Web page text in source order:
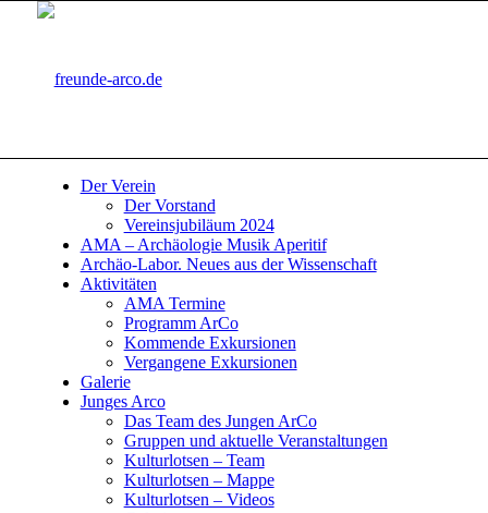
Der Verein
Der Vorstand
Vereinsjubiläum 2024
AMA – Archäologie Musik Aperitif
Archäo-Labor. Neues aus der Wissenschaft
Aktivitäten
AMA Termine
Programm ArCo
Kommende Exkursionen
Vergangene Exkursionen
Galerie
Junges Arco
Das Team des Jungen ArCo
Gruppen und aktuelle Veranstaltungen
Kulturlotsen – Team
Kulturlotsen – Mappe
Kulturlotsen – Videos